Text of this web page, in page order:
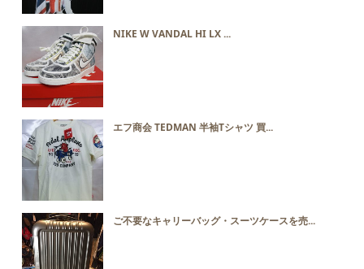
NIKE W VANDAL HI LX ...
エフ商会 TEDMAN 半袖Tシャツ 買...
ご不要なキャリーバッグ・スーツケースを売...